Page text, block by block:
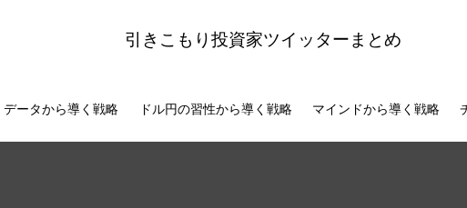
引きこもり投資家ツイッターまとめ
データから導く戦略 ドル円の習性から導く戦略 マインドから導く戦略